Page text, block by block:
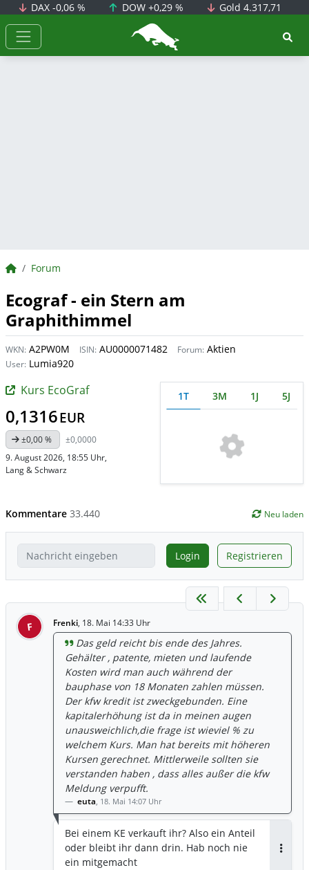
DAX-0,06 % DOW +0,29 % Gold4.317,71
BörsenNEWS.de
BörsenNEWS.de
Forum
Ecograf - ein Stern am
Graphithimmel
WKN: A2PW0M ISIN: AU0000071482 Forum: Aktien
User: Lumia920
Kurs EcoGraf
0,1316EUR
±0,00 %
±0,0000
9. August 2026, 18:55 Uhr,
Lang & Schwarz
1T 3M 1J 5J
Kommentare 33.440 Neu laden
Login Registrieren
F Frenki, 18. Mai 14:33 Uhr
Das geld reicht bis ende des Jahres.
Gehälter , patente, mieten und laufende
Kosten wird man auch während der
bauphase von 18 Monaten zahlen müssen.
Der kfw kredit ist zweckgebunden. Eine
kapitalerhöhung ist da in meinen augen
unausweichlich,die frage ist wieviel % zu
welchem Kurs. Man hat bereits mit höheren
Kursen gerechnet. Mittlerweile sollten sie
verstanden haben , dass alles außer die kfw
Meldung verpufft.
euta, 18. Mai 14:07 Uhr
Bei einem KE verkauft ihr? Also ein Anteil
oder bleibt ihr dann drin. Hab noch nie
ein mitgemacht